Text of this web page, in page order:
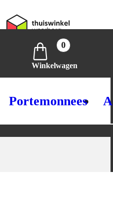
Portemonnees
0
Winkelwagen